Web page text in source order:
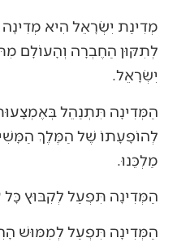
מְדִינַת יִשְׂרָאֵל הִיא
לְתִקּוּן הַחֶבְרָה וְהָעוֹלָם
יִשְׂרָאֵל.
הַמְּדִינָה תִּתְנַהֵל
לְהוֹפָעָתוֹ שֶׁל הַמֶּלֶךְ
מַלְכֵּנוּ.
הַמְּדִינָה תִּפְעַל לְקִבּוּץ כָּל
הַמְּדִינָה תִּפְעַל לְמִמּוּשׁ